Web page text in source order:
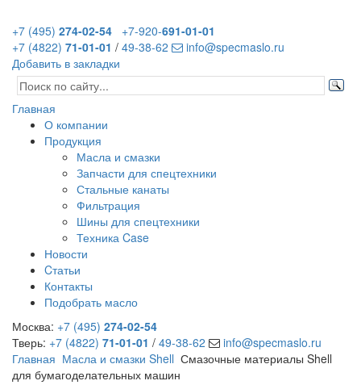
+7 (495) 274-02-54 +7-920-691-01-01
+7 (4822) 71-01-01 / 49-38-62
info@specmaslo.ru
Добавить в закладки
Главная
О компании
Продукция
Масла и смазки
Запчасти для спецтехники
Стальные канаты
Фильтрация
Шины для спецтехники
Техника Case
Новости
Cтатьи
Контакты
Подобрать масло
Москва: +7 (495) 274-02-54
Тверь: +7 (4822) 71-01-01 / 49-38-62
info@specmaslo.ru
Главная Масла и смазки Shell Смазочные материалы Shell
для бумагоделательных машин